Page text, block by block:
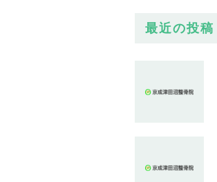
最近の投稿